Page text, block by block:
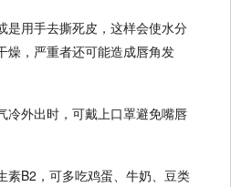
是用手去撕死皮，这样会使水分
燥，严重者还可能造成唇角发
冷外出时，可戴上口罩避免嘴唇
素B2，可多吃鸡蛋、牛奶、豆类